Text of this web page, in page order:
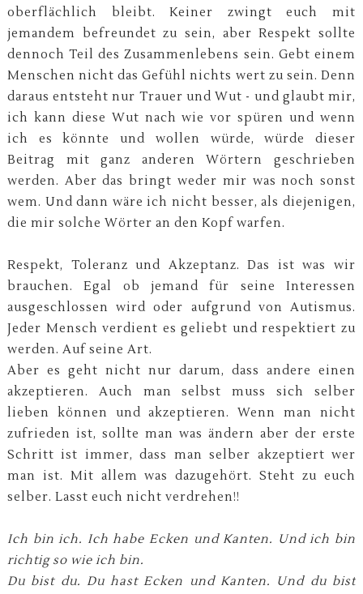
oberflächlich bleibt. Keiner zwingt euch mit
jemandem befreundet zu sein, aber Respekt sollte
dennoch Teil des Zusammenlebens sein. Gebt einem
Menschen nicht das Gefühl nichts wert zu sein. Denn
daraus entsteht nur Trauer und Wut - und glaubt mir,
ich kann diese Wut nach wie vor spüren und wenn
ich es könnte und wollen würde, würde dieser
Beitrag mit ganz anderen Wörtern geschrieben
werden. Aber das bringt weder mir was noch sonst
wem. Und dann wäre ich nicht besser, als diejenigen,
die mir solche Wörter an den Kopf warfen.
Respekt, Toleranz und Akzeptanz. Das ist was wir
brauchen. Egal ob jemand für seine Interessen
ausgeschlossen wird oder aufgrund von Autismus.
Jeder Mensch verdient es geliebt und respektiert zu
werden. Auf seine Art.
Aber es geht nicht nur darum, dass andere einen
akzeptieren. Auch man selbst muss sich selber
lieben können und akzeptieren. Wenn man nicht
zufrieden ist, sollte man was ändern aber der erste
Schritt ist immer, dass man selber akzeptiert wer
man ist. Mit allem was dazugehört. Steht zu euch
selber. Lasst euch nicht verdrehen!!
Ich bin ich. Ich habe Ecken und Kanten. Und ich bin
richtig so wie ich bin.
Du bist du. Du hast Ecken und Kanten. Und du bist